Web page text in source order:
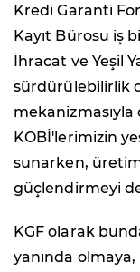
Kredi Garanti
Kayıt Bürosu iş
İhracat ve Yeşil
sürdürülebilirlik
KOBİ'lerimizin
sunarken,
güçlendirmeyi
KGF olarak
yanında